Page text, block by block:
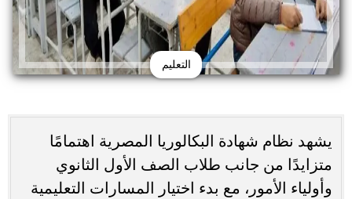
التعليم
يشهد نظام شهادة البكالوريا المصرية اهتمامًا
متزايدًا من جانب طلاب الصف الأول الثانوي
وأولياء الأمور، مع بدء اختيار المسارات التعليمية